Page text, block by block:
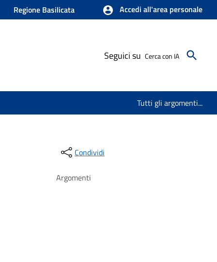
Regione Basilicata Accedi all'area personale
Seguici su Cerca con IA
Tutti gli argomenti...
Condividi
Argomenti